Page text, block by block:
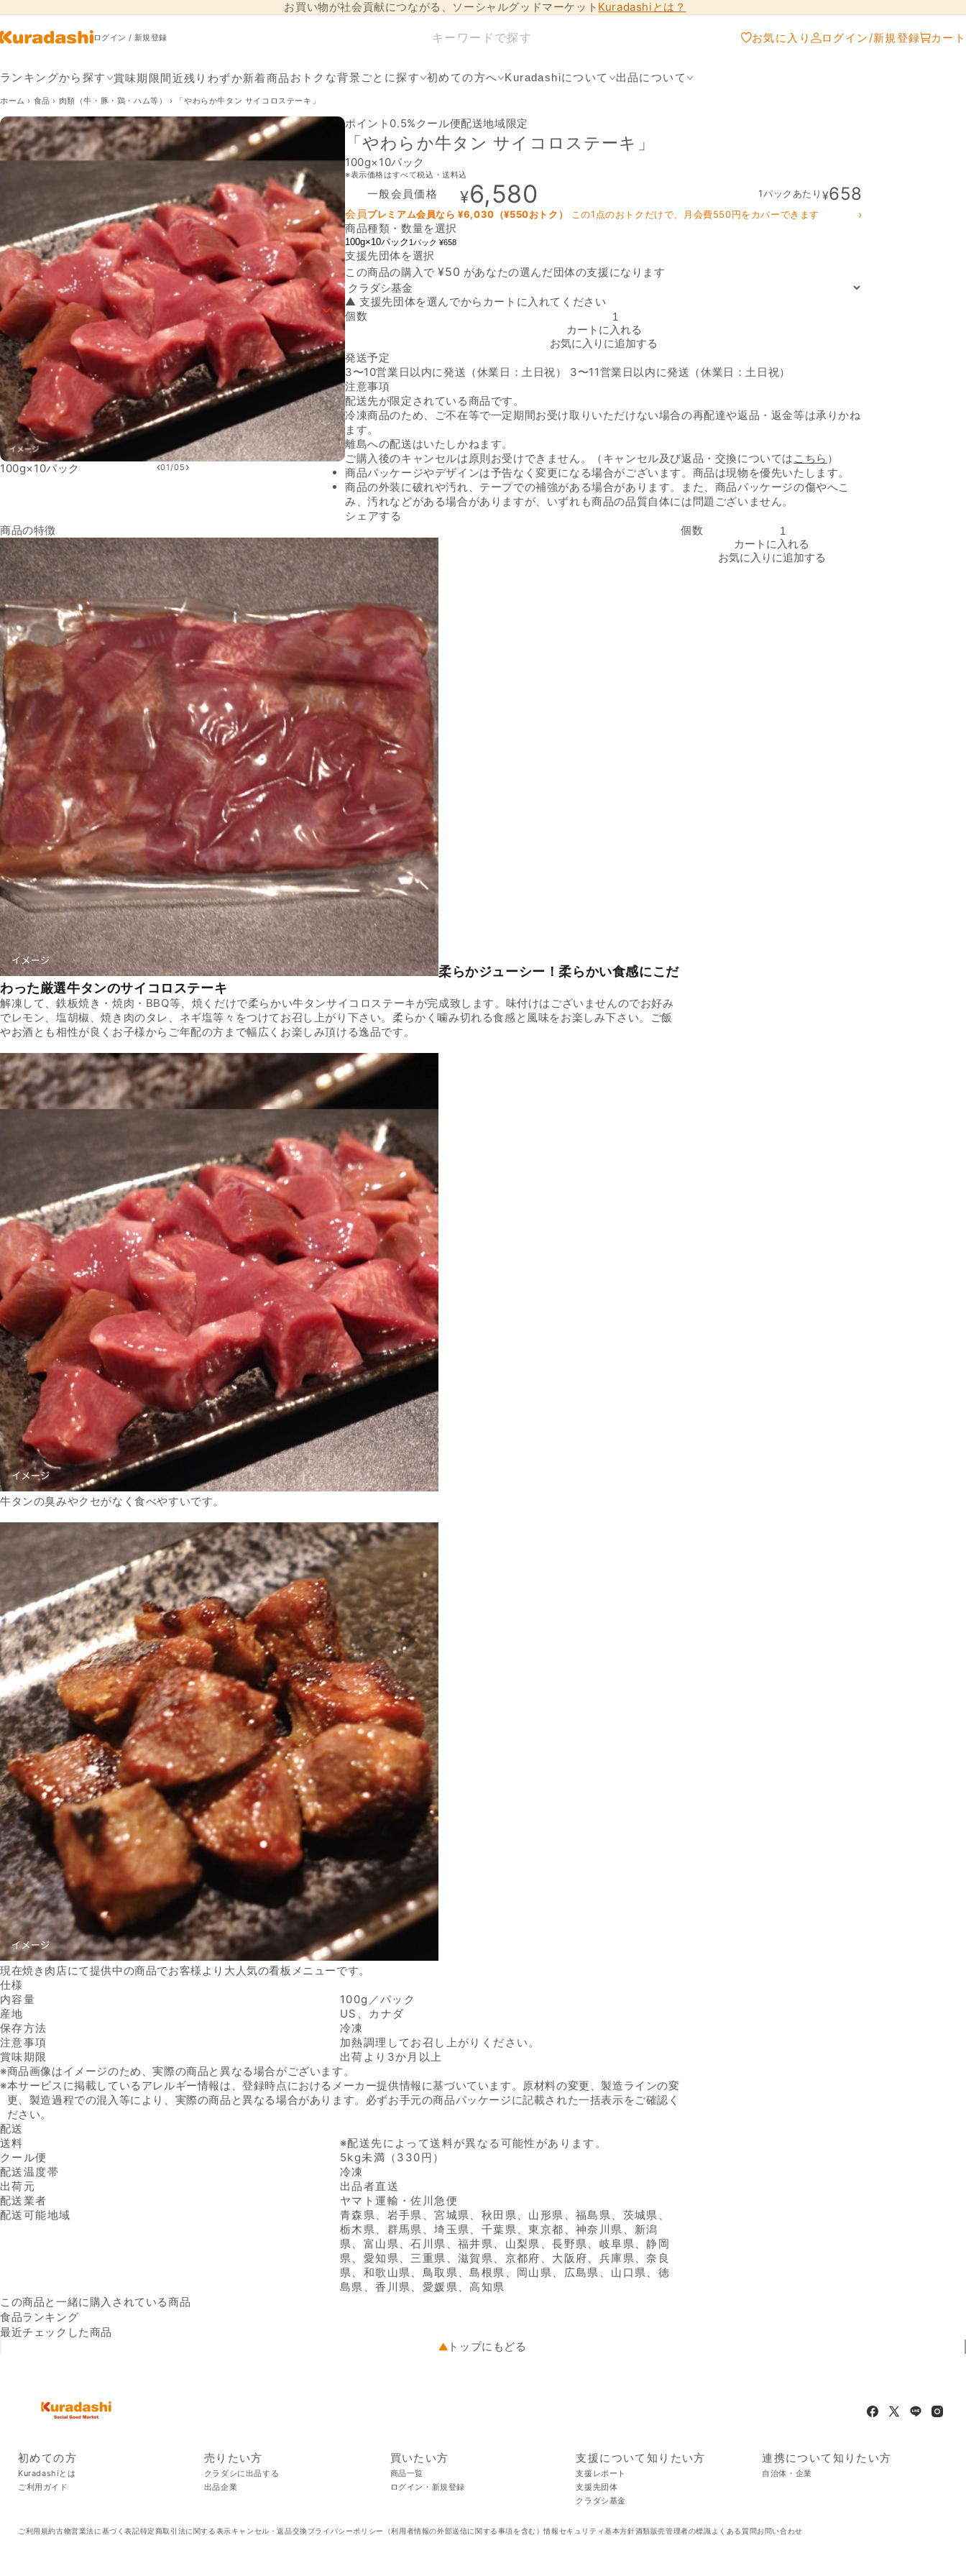
お買い物が社会貢献につながる、ソーシャルグッドマーケット Kuradashiとは？
ログイン / 新規登録 お気に入り ログイン/新規登録 カート
ランキングから探す 賞味期限間近残りわずか新着商品 おトクな背景ごとに探す 初めての方へ Kuradashiについて 出品について
ホーム › 食品 › 肉類（牛・豚・鶏・ハム等） › 「やわらか牛タン サイコロステーキ」
100g×10パック ‹01/05 ›
ポイント0.5% クール便配送地域限定
「やわらか牛タン サイコロステーキ」
100g×10パック
※表示価格はすべて税込・送料込
一般会員価格 ¥6,580 1パックあたり ¥658
会員プレミアム会員なら ¥6,030 （¥550おトク） この1点のおトクだけで、月会費550円をカバーできます
›
商品種類・数量を選択
100g×10パック 1パック ¥658
支援先団体を選択
この商品の購入で¥50 があなたの選んだ団体の支援になります
支援先団体
▲ 支援先団体を選んでからカートに入れてください
個数「やわらか牛タン サイコロステーキ」の数量を減らす
カートに入れる
お気に入りに追加する
発送予定
3〜10営業日以内に発送（休業日：土日祝） 3〜11営業日以内に発送（休業日：土日祝）
注意事項
配送先が限定されている商品です。
冷凍商品のため、ご不在等で一定期間お受け取りいただけない場合の再配達や返品・返金等は承りかね
ます。
離島への配送はいたしかねます。
ご購入後のキャンセルは原則お受けできません。（キャンセル及び返品・交換については こちら ）
商品パッケージやデザインは予告なく変更になる場合がございます。商品は現物を優先いたします。
商品の外装に破れや汚れ、テープでの補強がある場合があります。また、商品パッケージの傷やへこ
み、汚れなどがある場合がありますが、いずれも商品の品質自体には問題ございません。
シェアする
商品の特徴
柔らかジューシー！柔らかい食感にこだ
わった厳選牛タンのサイコロステーキ
解凍して、鉄板焼き・焼肉・BBQ等、焼くだけで柔らかい牛タンサイコロステーキが完成致します。味付けはございませんのでお好み
でレモン、塩胡椒、焼き肉のタレ、ネギ塩等々をつけてお召し上がり下さい。柔らかく噛み切れる食感と風味をお楽しみ下さい。ご飯
やお酒とも相性が良くお子様からご年配の方まで幅広くお楽しみ頂ける逸品です。
牛タンの臭みやクセがなく食べやすいです。
現在焼き肉店にて提供中の商品でお客様より大人気の看板メニューです。
仕様
内容量
100g／パック
産地
US、カナダ
保存方法
冷凍
注意事項
加熱調理してお召し上がりください。
賞味期限
出荷より3か月以上
※商品画像はイメージのため、実際の商品と異なる場合がございます。
※本サービスに掲載しているアレルギー情報は、登録時点におけるメーカー提供情報に基づいています。原材料の変更、製造ラインの変
更、製造過程での混入等により、実際の商品と異なる場合があります。必ずお手元の商品パッケージに記載された一括表示をご確認く
ださい。
配送
送料
※配送先によって送料が異なる可能性があります。
クール便
5kg未満（330円）
配送温度帯
冷凍
出荷元
出品者直送
配送業者
ヤマト運輸・佐川急便
配送可能地域
青森県、岩手県、宮城県、秋田県、山形県、福島県、茨城県、
栃木県、群馬県、埼玉県、千葉県、東京都、神奈川県、新潟
県、富山県、石川県、福井県、山梨県、長野県、岐阜県、静岡
県、愛知県、三重県、滋賀県、京都府、大阪府、兵庫県、奈良
県、和歌山県、鳥取県、島根県、岡山県、広島県、山口県、徳
島県、香川県、愛媛県、高知県
個数「やわらか牛タン サイコロステーキ」の数量を減らす
カートに入れる
お気に入りに追加する
この商品と一緒に購入されている商品
食品ランキング
最近チェックした商品
トップにもどる
初めての方
Kuradashiとは
ご利用ガイド
売りたい方
クラダシに出品する
出品企業
買いたい方
商品一覧
ログイン・新規登録
支援について知りたい方
支援レポート
支援先団体
クラダシ基金
連携について知りたい方
自治体・企業
ご利用規約古物営業法に基づく表記特定商取引法に関する表示キャンセル・返品交換プライバシーポリシー（利用者情報の外部送信に関する事項を含む）情報セキュリティ基本方針酒類販売管理者の標識 よくある質問お問い合わせ